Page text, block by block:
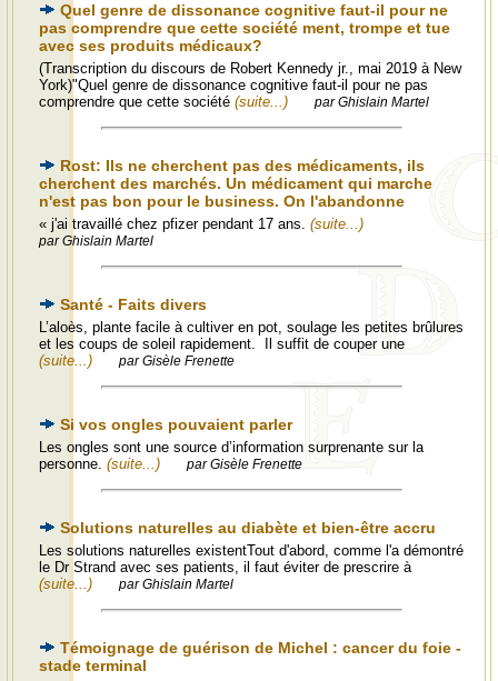
Quel genre de dissonance cognitive faut-il pour ne
pas comprendre que cette société ment, trompe et tue
avec ses produits médicaux?
(Transcription du discours de Robert Kennedy jr., mai 2019 à New
York)"Quel genre de dissonance cognitive faut-il pour ne pas
comprendre que cette société (suite...) par Ghislain Martel
Rost: Ils ne cherchent pas des médicaments, ils
cherchent des marchés. Un médicament qui marche
n'est pas bon pour le business. On l'abandonne
« j'ai travaillé chez pfizer pendant 17 ans. (suite...)
par Ghislain Martel
Santé - Faits divers
L’aloès, plante facile à cultiver en pot, soulage les petites brûlures
et les coups de soleil rapidement. Il suffit de couper une
(suite...)
par Gisèle Frenette
Si vos ongles pouvaient parler
Les ongles sont une source d’information surprenante sur la
personne. (suite...) par Gisèle Frenette
Solutions naturelles au diabète et bien-être accru
Les solutions naturelles existentTout d'abord, comme l'a démontré
le Dr Strand avec ses patients, il faut éviter de prescrire à
(suite...)
par Ghislain Martel
Témoignage de guérison de Michel : cancer du foie -
stade terminal